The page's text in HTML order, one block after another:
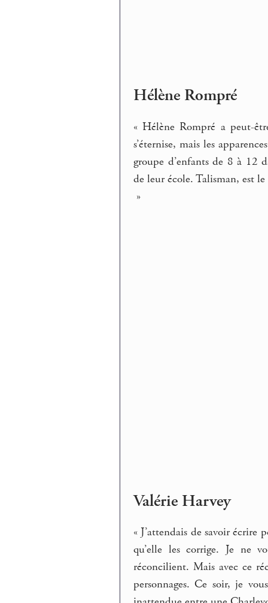
Hélène Rompré
« Hélène Rompré a peut-
s’éternise, mais les
groupe d’enfants de 8 à 12
de leur école. Talisman, est
»
Valérie Harvey
« J’attendais de savoir écrire
qu’elle les corrige. Je ne
réconcilient. Mais avec ce
personnages. Ce soir, je